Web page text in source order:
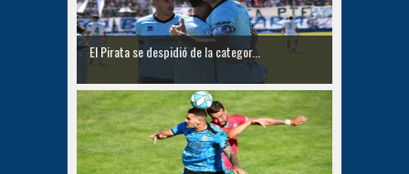
El Pirata se despidió de la categor...